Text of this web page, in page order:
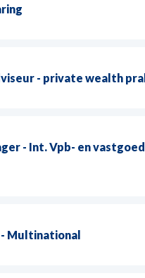
- private wealth
- Int. Vpb- en vastgoed
Multinational